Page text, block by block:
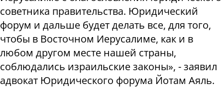
советника правительства. Юридический
форум и дальше будет делать все, для того,
чтобы в Восточном Иерусалиме, как и в
любом другом месте нашей страны,
соблюдались израильские законы», - заявил
адвокат Юридического форума Йотам Аяль.